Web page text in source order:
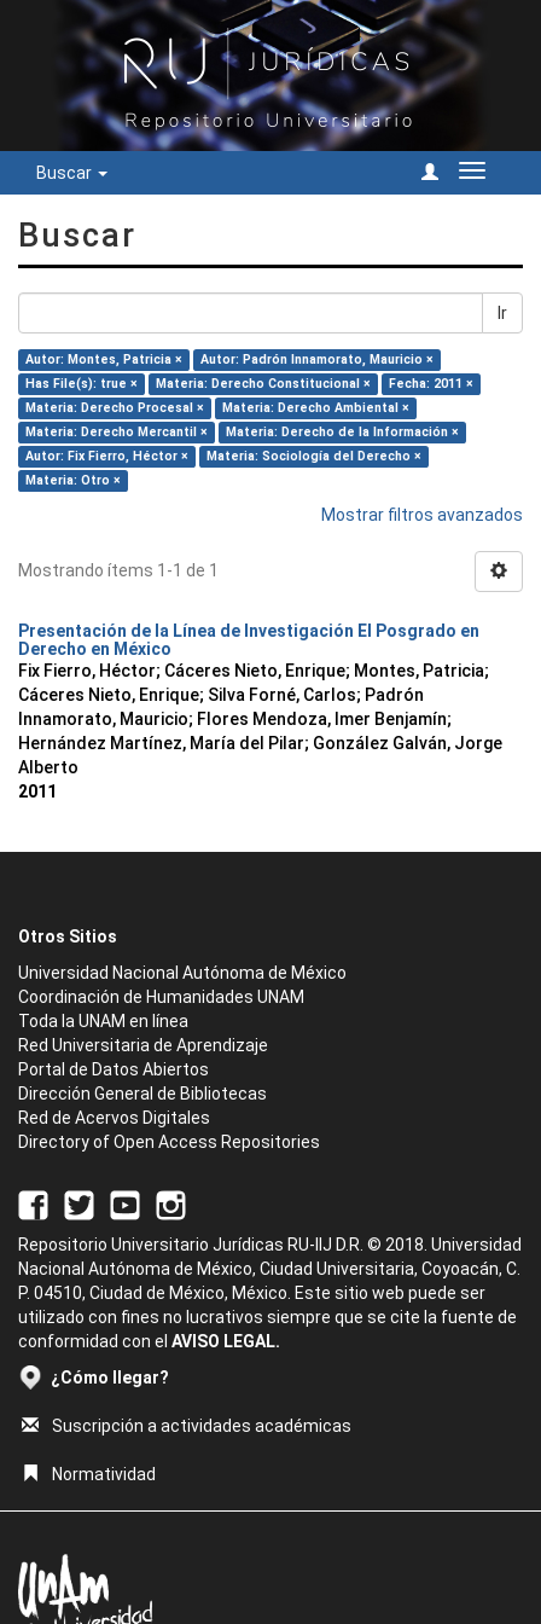
Buscar
Cambiar
Buscar
Ir
Autor: Montes, Patricia ×
Autor: Padrón Innamorato, Mauricio ×
Has File(s): true ×
Materia: Derecho Constitucional ×
Fecha: 2011 ×
Materia: Derecho Procesal ×
Materia: Derecho Ambiental ×
Materia: Derecho Mercantil ×
Materia: Derecho de la Información ×
Autor: Fix Fierro, Héctor ×
Materia: Sociología del Derecho ×
Materia: Otro ×
Mostrar filtros avanzados
Mostrando ítems 1-1 de 1
Presentación de la Línea de Investigación El Posgrado en
Derecho en México
Fix Fierro, Héctor; Cáceres Nieto, Enrique; Montes, Patricia;
Cáceres Nieto, Enrique; Silva Forné, Carlos; Padrón
Innamorato, Mauricio; Flores Mendoza, Imer Benjamín;
Hernández Martínez, María del Pilar; González Galván, Jorge
Alberto
2011
Otros Sitios
Universidad Nacional Autónoma de México
Coordinación de Humanidades UNAM
Toda la UNAM en línea
Red Universitaria de Aprendizaje
Portal de Datos Abiertos
Dirección General de Bibliotecas
Red de Acervos Digitales
Directory of Open Access Repositories
Repositorio Universitario Jurídicas RU-IIJ D.R. © 2018. Universidad
Nacional Autónoma de México, Ciudad Universitaria, Coyoacán, C.
P. 04510, Ciudad de México, México. Este sitio web puede ser
utilizado con fines no lucrativos siempre que se cite la fuente de
conformidad con el AVISO LEGAL.
¿Cómo llegar?
Suscripción a actividades académicas
Normatividad